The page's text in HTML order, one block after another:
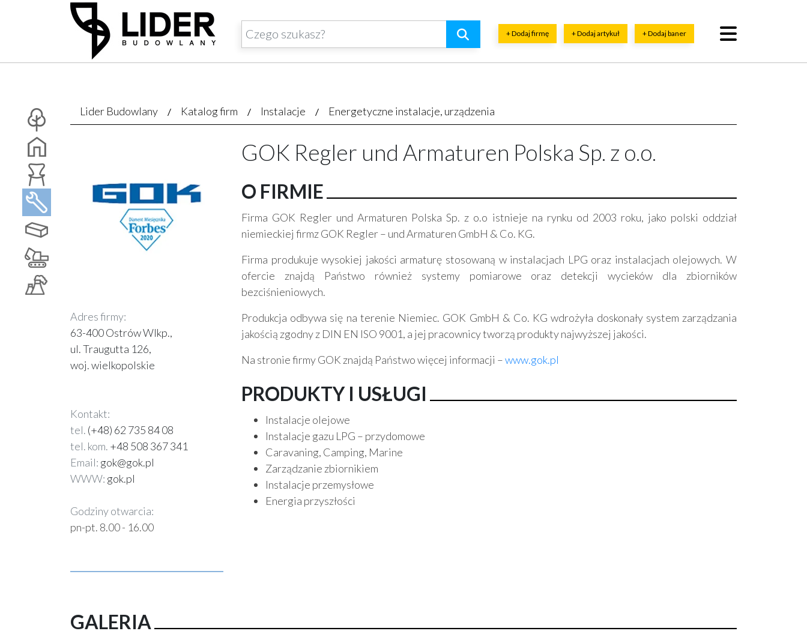
+ Dodaj firmę + Dodaj artykuł + Dodaj baner
Lider Budowlany Katalog firm Instalacje Energetyczne instalacje, urządzenia
Adres firmy:
63-400 Ostrów Wlkp.,
ul. Traugutta 126,
woj. wielkopolskie
Kontakt:
tel. (+48) 62 735 84 08
tel. kom. +48 508 367 341
Email: gok@gok.pl
WWW: gok.pl
Godziny otwarcia:
pn-pt. 8.00 - 16.00
GOK Regler und Armaturen Polska Sp. z o.o.
O FIRMIE
Firma GOK Regler und Armaturen Polska Sp. z o.o istnieje na rynku od 2003 roku, jako polski oddział
niemieckiej firmz GOK Regler – und Armaturen GmbH & Co. KG.
Firma produkuje wysokiej jakości armaturę stosowaną w instalacjach LPG oraz instalacjach olejowych. W
ofercie znajdą Państwo również systemy pomiarowe oraz detekcji wycieków dla zbiorników
bezciśnieniowych.
Produkcja odbywa się na terenie Niemiec. GOK GmbH & Co. KG wdrożyła doskonały system zarządzania
jakością zgodny z DIN EN ISO 9001, a jej pracownicy tworzą produkty najwyższej jakości.
Na stronie firmy GOK znajdą Państwo więcej informacji –www.gok.pl
PRODUKTY I USŁUGI
Instalacje olejowe
Instalacje gazu LPG – przydomowe
Caravaning, Camping, Marine
Zarządzanie zbiornikiem
Instalacje przemysłowe
Energia przyszłości
GALERIA